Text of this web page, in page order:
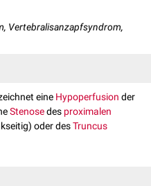
Vertebralisanzapfsyndrom,
eine Hypoperfusion der
Stenosedes proximalen
oder desTruncus